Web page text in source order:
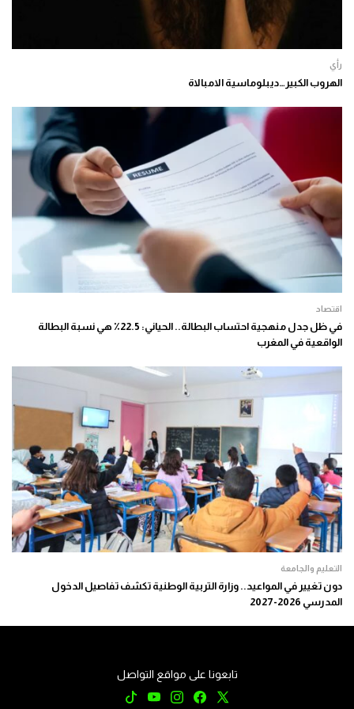
رأي
الهروب الكبير…ديبلوماسية الامبالاة
اقتصاد
في ظل جدل منهجية احتساب البطالة.. الحياني: 22.5٪ هي نسبة البطالة
الواقعية في المغرب
التعليم والجامعة
دون تغيير في المواعيد.. وزارة التربية الوطنية تكشف تفاصيل الدخول
المدرسي 2026-2027
تابعونا على مواقع التواصل